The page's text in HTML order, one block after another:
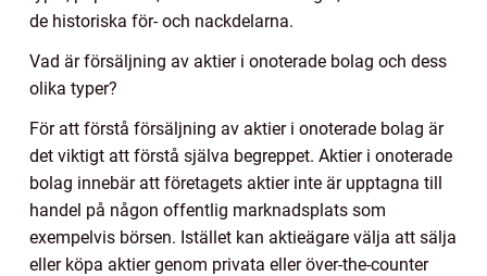
de historiska för- och nackdelarna.
Vad är försäljning av aktier i onoterade bolag och dess
olika typer?
För att förstå försäljning av aktier i onoterade bolag är
det viktigt att förstå själva begreppet. Aktier i onoterade
bolag innebär att företagets aktier inte är upptagna till
handel på någon offentlig marknadsplats som
exempelvis börsen. Istället kan aktieägare välja att sälja
eller köpa aktier genom privata eller över-the-counter